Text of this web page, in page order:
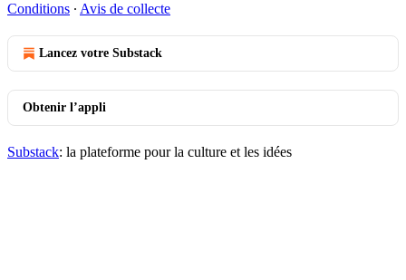
Conditions ∙ Avis de collecte
Lancez votre Substack
Obtenir l’appli
Substack: la plateforme pour la culture et les idées